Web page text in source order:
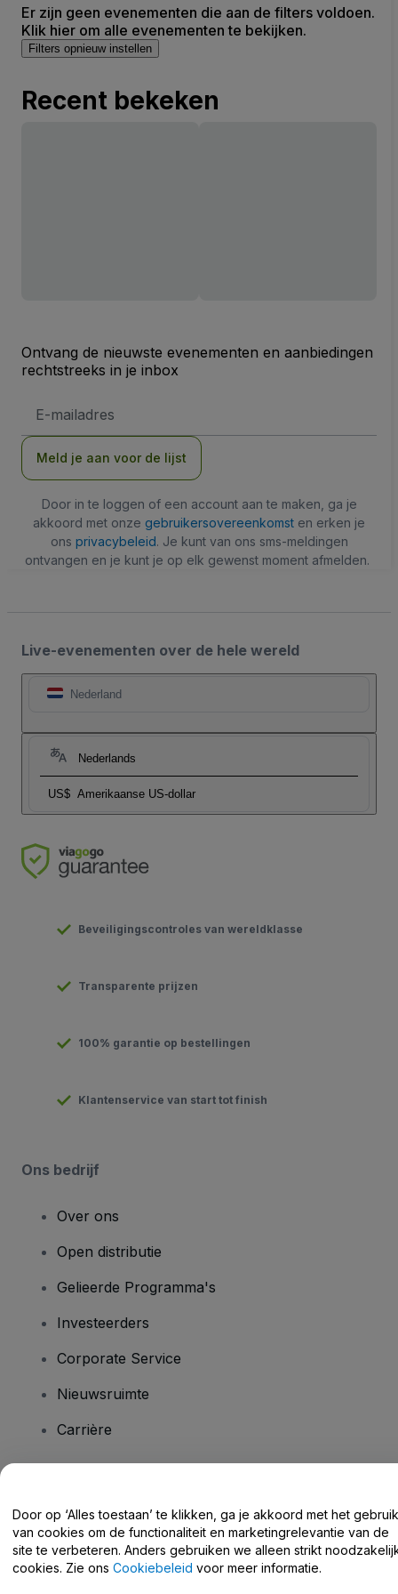
Er zijn geen evenementen die aan de filters voldoen.
Klik hier om alle evenementen te bekijken.
Filters opnieuw instellen
Recent bekeken
Ontvang de nieuwste evenementen en aanbiedingen
rechtstreeks in je inbox
mailadres
Meld je aan voor de lijst
Door in te loggen of een account aan te maken, ga je
akkoord met onze gebruikersovereenkomst en erken je
ons privacybeleid. Je kunt van ons sms-meldingen
ontvangen en je kunt je op elk gewenst moment afmelden.
Live-evenementen over de hele wereld
Nederland
Nederlands
US$ Amerikaanse US-dollar
Beveiligingscontroles van wereldklasse
Transparente prijzen
100% garantie op bestellingen
Klantenservice van start tot finish
Ons bedrijf
Over ons
Open distributie
Gelieerde Programma's
Investeerders
Corporate Service
Nieuwsruimte
Carrière
Helpcentrum / Neem Contact Met Ons Op
Door op ‘Alles toestaan’ te klikken, ga je akkoord met het gebruik
van cookies om de functionaliteit en marketingrelevantie van de
site te verbeteren. Anders gebruiken we alleen strikt
cookies. Zie ons Cookiebeleid voor meer informatie.